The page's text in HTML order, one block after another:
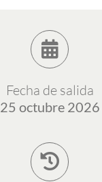
Fecha de salida
25 octubre 2026